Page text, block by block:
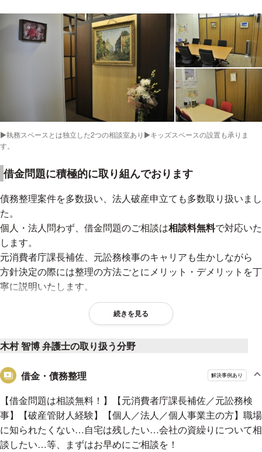
▶執務スペースとは独立した2つの相談室あり▶キッズスペースの設置も承りま
す。
借金問題に積極的に取り組んでおります
債務整理案件を多数扱い、法人破産申立ても多数取り扱いまし
た。
個人・法人問わず、借金問題のご相談は相談料無料で対応いた
します。
元消費者庁課長補佐、元訟務検事のキャリアも生かしながら
方針決定の際には整理の方法ごとにメリット・デメリットを丁
寧に説明いたします。
また過払い金請求のご相談について、
借金返済中や、返済が終わっている方であっても、過払金が発
生している可能性があります。
無料で調査致しますので、まずは、ご相談下さい。
当事務所の強み
・男性弁護士1名(木村智博弁護士)、女性弁護士1名(東谷良子
弁護士)が在籍しておりますので、ご相談予約の際、どちらか
を指定することもできます。
続きを見る
木村 智博 弁護士の取り扱う分野
借金・債務整理 解決事例あり
【借金問題は相談無料！】【元消費者庁課長補佐／元訟務検
事】【破産管財人経験】【個人／法人／個人事業主の方】職場
に知られたくない…自宅は残したい…会社の資繰りについて相
談したい…等、まずはお早めにご相談を！